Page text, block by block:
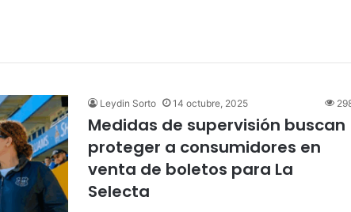
Leydin Sorto 14 octubre, 2025
Medidas de supervisión buscan
proteger a consumidores en
venta de boletos para La
Selecta